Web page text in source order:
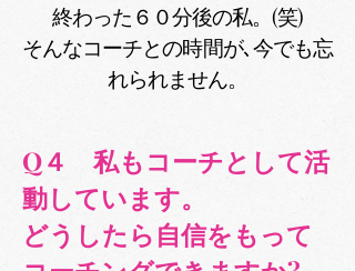
終わった６０分後の私。(笑)
そんなコーチとの時間が､今でも忘
れられません。
Q４ 私もコーチとして活
動しています。
どうしたら自信をもって